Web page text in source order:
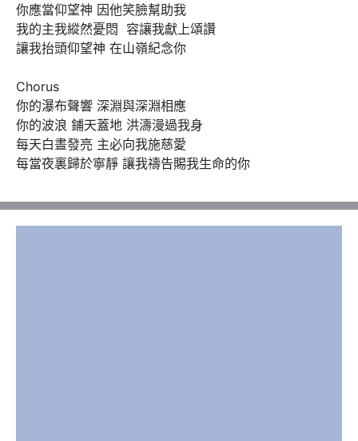
你應當仰望神 因他笑臉幫助我
我的主我縱然憂悶  容讓我獻上頌讚
讓我抬頭仰望神 在山嶺紀念你
Chorus
你的瀑布聲響 深淵與深淵相應
你的波浪 鋪天蓋地 洪濤漫過我身
每天白晝發亮 主必向我施慈愛
每當夜裏歸於寧靜 讓我禱告賜我生命的你